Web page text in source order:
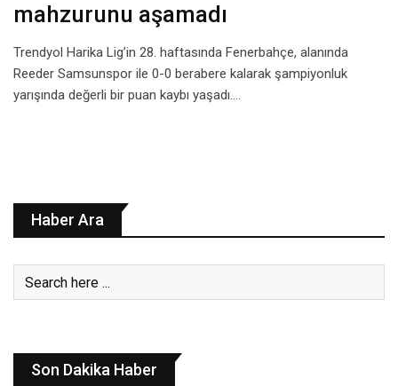
mahzurunu aşamadı
Trendyol Harika Lig’in 28. haftasında Fenerbahçe, alanında
Reeder Samsunspor ile 0-0 berabere kalarak şampiyonluk
yarışında değerli bir puan kaybı yaşadı.…
Haber Ara
Son Dakika Haber